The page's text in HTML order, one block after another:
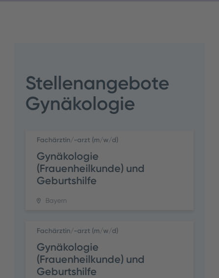
Stellenangebote
Gynäkologie
Fachärztin/-arzt (m/w/d)
Gynäkologie
(Frauenheilkunde) und
Geburtshilfe
Bayern
Fachärztin/-arzt (m/w/d)
Gynäkologie
(Frauenheilkunde) und
Geburtshilfe